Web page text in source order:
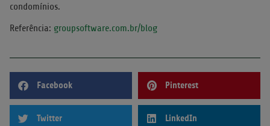
condomínios.
Referência: groupsoftware.com.br/blog
Facebook Pinterest
Twitter LinkedIn